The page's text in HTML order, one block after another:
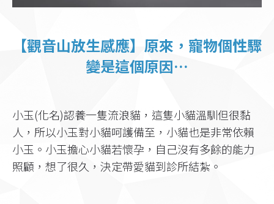
【觀音山放生感應】原來，寵物個性驟
變是這個原因…
小玉(化名)認養一隻流浪貓，這隻小貓溫馴但很黏
人，所以小玉對小貓呵護備至，小貓也是非常依賴
小玉。小玉擔心小貓若懷孕，自己沒有多餘的能力
照顧，想了很久，決定帶愛貓到診所結紮。